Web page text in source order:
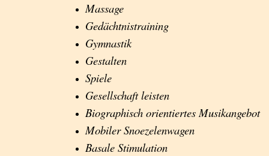
Massage
Gedächtnistraining
Gymnastik
Gestalten
Spiele
Gesellschaft leisten
Biographisch orientiertes Musikangebot
Mobiler Snoezelenwagen
Basale Stimulation